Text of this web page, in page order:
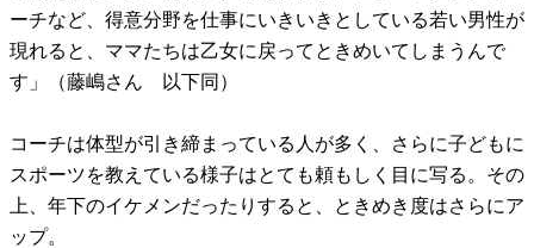
ーチなど、得意分野を仕事にいきいきとしている若い男性が
現れると、ママたちは乙女に戻ってときめいてしまうんで
す」（藤嶋さん 以下同）
コーチは体型が引き締まっている人が多く、さらに子どもに
スポーツを教えている様子はとても頼もしく目に写る。その
上、年下のイケメンだったりすると、ときめき度はさらにア
ップ。